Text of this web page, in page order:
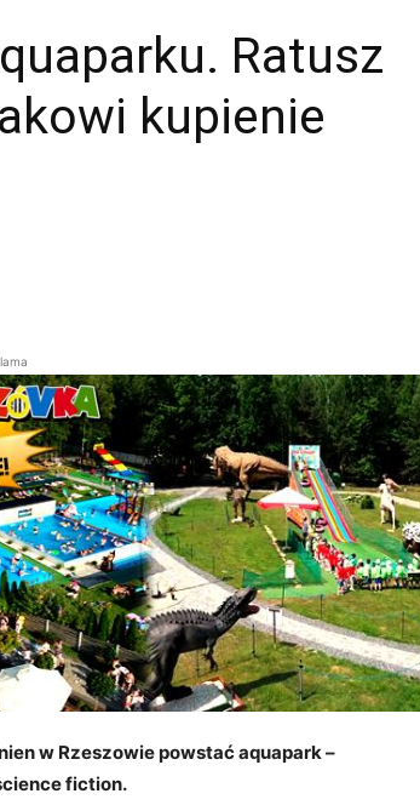
Ratusz
kupienie
w Rzeszowie powstać aquapark –
fiction.